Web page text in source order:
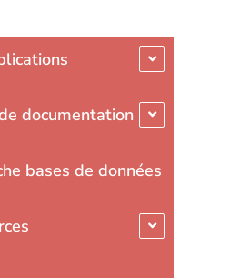
documentation
bases de données